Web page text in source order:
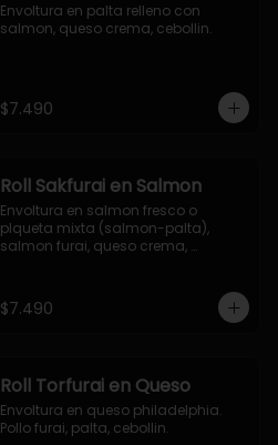
Envoltura en palta relleno con
salmon, queso crema, cebollin.
$7.490
Roll Sakfurai en Salmon
Envoltura en salmon fresco o
plqueta mixta (salmon-palta),
salmon furai, queso crema,
$7.490
Roll Torfurai en Queso
Envoltura en queso philadelphia.
Pollo furai, palta, cebollin.